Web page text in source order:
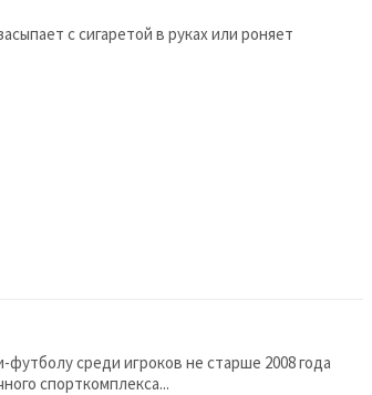
с сигаретой в руках или роняет
среди игроков не старше 2008 года
спорткомплекса...